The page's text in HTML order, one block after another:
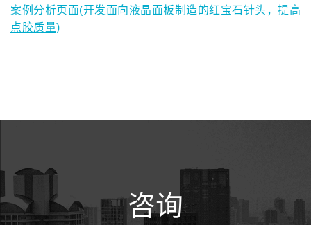
案例分析页面(开发面向液晶面板制造的红宝石针头，提高
点胶质量)
咨询